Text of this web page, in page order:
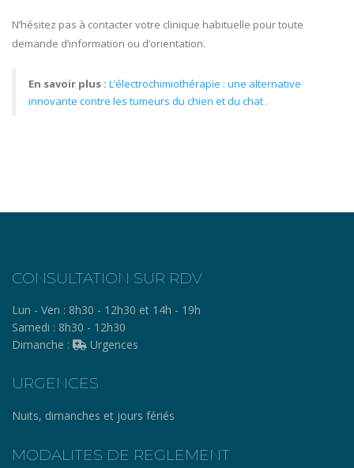
N’hésitez pas à contacter votre clinique habituelle pour toute
demande d’information ou d’orientation.
En savoir plus : L’électrochimiothérapie : une alternative
innovante contre les tumeurs du chien et du chat .
CONSULTATION SUR RDV
Lun - Ven : 8h30 - 12h30 et 14h - 19h
Samedi : 8h30 - 12h30
Dimanche :
Urgences
URGENCES
Nuits, dimanches et jours fériés
MODALITES DE REGLEMENT